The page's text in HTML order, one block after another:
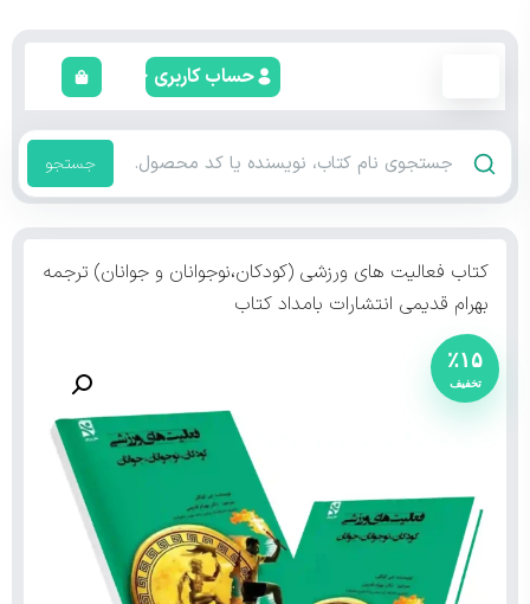
حساب کاربری
جستجو
کتاب فعالیت های ورزشی (کودکان،نوجوانان و جوانان) ترجمه
بهرام قدیمی انتشارات بامداد کتاب
٪۱۵